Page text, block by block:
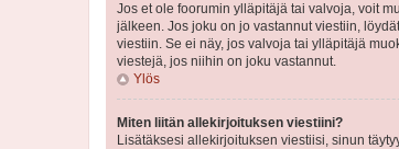
Jos et ole foorumin ylläpitäjä tai valvoja, voit
jälkeen. Jos joku on jo vastannut viestiin,
viestiin. Se ei näy, jos valvoja tai ylläpitäjä
viestejä, jos niihin on joku vastannut.
Ylös
Miten liitän allekirjoituksen viestiini?
Lisätäksesi allekirjoituksen viestiisi, sinun